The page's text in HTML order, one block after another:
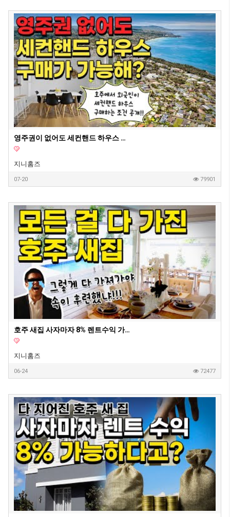
영주권이 없어도 세컨핸드 하우스 구매가 가능할까요?
지니홈즈
07-20 79901
호주 새집 사자마자 8% 렌트수익 가능 2부 영상
지니홈즈
06-24 72477